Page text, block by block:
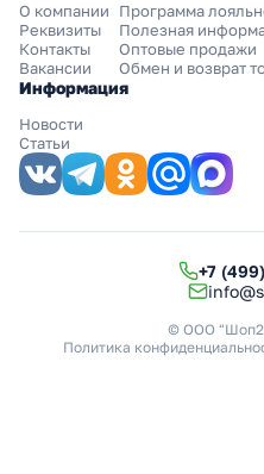
О компании
Реквизиты
Контакты
Вакансии
Программа
Полезная
Оптовые продажи
Обмен и возврат
Информация
Новости
Статьи
+7
© ООО
Политика